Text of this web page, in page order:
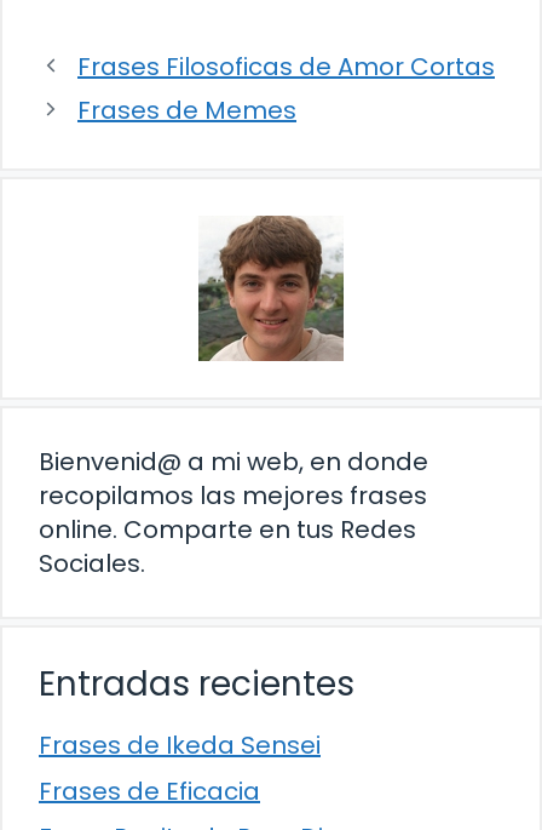
Frases Filosoficas de Amor Cortas
Frases de Memes
Bienvenid@ a mi web, en donde
recopilamos las mejores frases
online. Comparte en tus Redes
Sociales.
Entradas recientes
Frases de Ikeda Sensei
Frases de Eficacia